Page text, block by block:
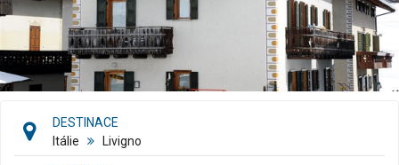
DESTINACE
Itálie
Livigno